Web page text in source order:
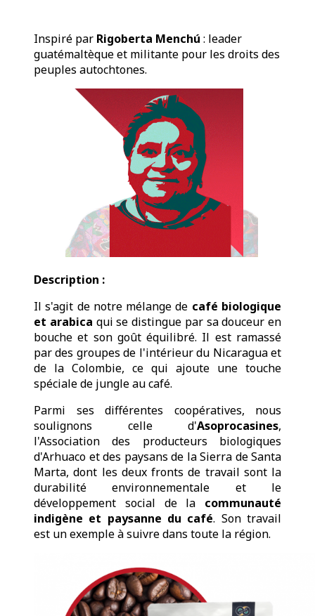
Inspiré par Rigoberta Menchú : leader
guatémaltèque et militante pour les droits des
peuples autochtones.
Description :
Il s'agit de notre mélange de café biologique
et arabica qui se distingue par sa douceur en
bouche et son goût équilibré. Il est ramassé
par des groupes de l'intérieur du Nicaragua et
de la Colombie, ce qui ajoute une touche
spéciale de jungle au café.
Parmi ses différentes coopératives, nous
soulignons celle d'Asoprocasines,
l'Association des producteurs biologiques
d'Arhuaco et des paysans de la Sierra de Santa
Marta, dont les deux fronts de travail sont la
durabilité environnementale et le
développement social de la communauté
indigène et paysanne du café. Son travail
est un exemple à suivre dans toute la région.